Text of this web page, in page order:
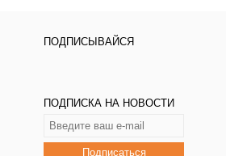
ПОДПИСЫВАЙСЯ
ПОДПИСКА НА НОВОСТИ
Подписаться